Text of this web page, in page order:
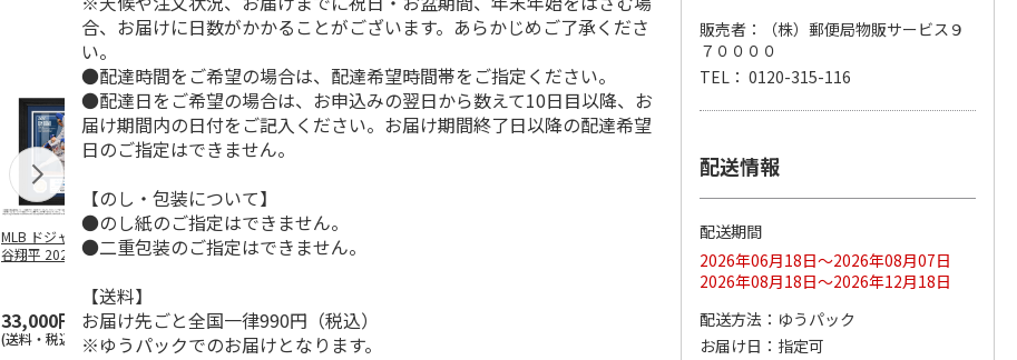
MLB ドジャース 大
谷翔平 2026 NL 3・
33,000円
(送料・税込)
ドジャース 大谷翔
平 日本人最多53試
33,000円
(送料・税込)
ドジャース 大谷翔
平 日本人最多53試
9,900円
(送料・税込)
ドジャース 大谷翔
平 日本人最多53試
合連続出塁記念 シ
ル…
17,000円
(送料・税込)
谷翔平 2026 NL 3・
4月投手…
合、お届けに日数がかかることがございます。あらかじめご了承くださ
い。
●配達時間をご希望の場合は、配達希望時間帯をご指定ください。
●配達日をご希望の場合は、お申込みの翌日から数えて10日目以降、お
届け期間内の日付をご記入ください。お届け期間終了日以降の配達希望
日のご指定はできません。
【のし・包装について】
●のし紙のご指定はできません。
●二重包装のご指定はできません。
【送料】
お届け先ごと全国一律990円（税込）
※ゆうパックでのお届けとなります。
販売者：（株）郵便局物販サービス９
７００００
TEL： 0120-315-116
配送情報
配送期間
2026年06月18日～2026年08月07日
2026年08月18日～2026年12月18日
配送方法
ゆうパック
お届け日
指定可